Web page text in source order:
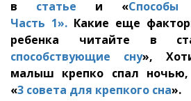
в статье и «
Часть 1». Какие еще
ребенка читайте в
способствующие сну»,
малыш крепко спал ночью,
«3 совета для крепкого сна».